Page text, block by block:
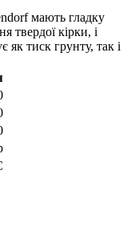
мають гладку
твердої кірки, і
тиск грунту, так і